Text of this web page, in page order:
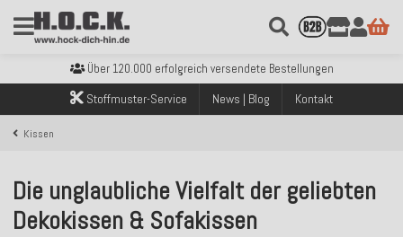
Über 120.000 erfolgreich versendete Bestellungen
Sicher bezahlen mit Klarna, PayPal & Amazon Pay
Kostenloser Versand innerhalb Deutschlands ab 99€ Bestellwert
Über 120.000 erfolgreich versendete Bestellungen
Stoffmuster-Service News | Blog Kontakt
Kissen
Die unglaubliche Vielfalt der geliebten
Dekokissen & Sofakissen